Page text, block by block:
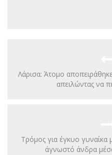
Λάρισα: Άτομο
απειλώντας να
Τρόμος για έγκυο γυναίκα
άγνωστό άνδρα